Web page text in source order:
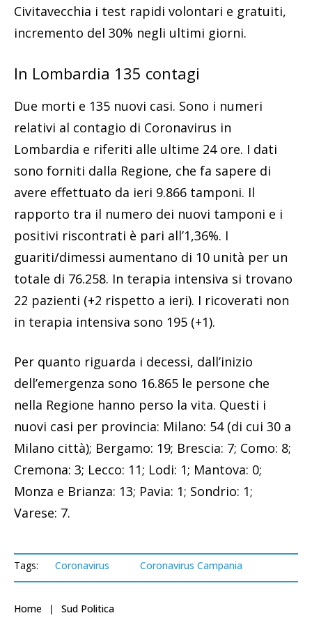
Civitavecchia i test rapidi volontari e gratuiti,
incremento del 30% negli ultimi giorni.
In Lombardia 135 contagi
Due morti e 135 nuovi casi. Sono i numeri
relativi al contagio di Coronavirus in
Lombardia e riferiti alle ultime 24 ore. I dati
sono forniti dalla Regione, che fa sapere di
avere effettuato da ieri 9.866 tamponi. Il
rapporto tra il numero dei nuovi tamponi e i
positivi riscontrati è pari all’1,36%. I
guariti/dimessi aumentano di 10 unità per un
totale di 76.258. In terapia intensiva si trovano
22 pazienti (+2 rispetto a ieri). I ricoverati non
in terapia intensiva sono 195 (+1).
Per quanto riguarda i decessi, dall’inizio
dell’emergenza sono 16.865 le persone che
nella Regione hanno perso la vita. Questi i
nuovi casi per provincia: Milano: 54 (di cui 30 a
Milano città); Bergamo: 19; Brescia: 7; Como: 8;
Cremona: 3; Lecco: 11; Lodi: 1; Mantova: 0;
Monza e Brianza: 13; Pavia: 1; Sondrio: 1;
Varese: 7.
Tags: Coronavirus Coronavirus Campania
Home Sud Politica